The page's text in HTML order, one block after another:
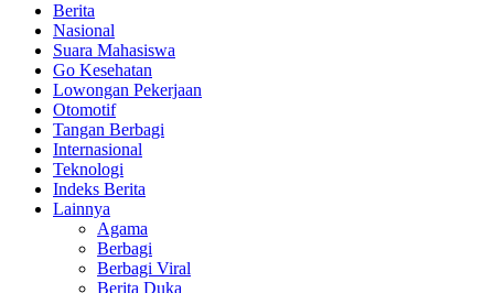
Berita
Nasional
Suara Mahasiswa
Go Kesehatan
Lowongan Pekerjaan
Otomotif
Tangan Berbagi
Internasional
Teknologi
Indeks Berita
Lainnya
Agama
Berbagi
Berbagi Viral
Berita Duka